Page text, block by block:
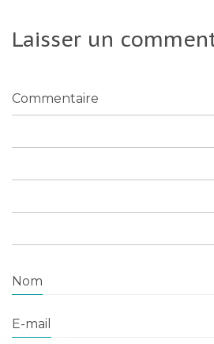
Laisser un
Commentaire
Nom
E-mail